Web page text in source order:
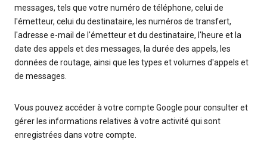
messages, tels que votre numéro de téléphone, celui de
l'émetteur, celui du destinataire, les numéros de transfert,
l'adresse e-mail de l'émetteur et du destinataire, l'heure et la
date des appels et des messages, la durée des appels, les
données de routage, ainsi que les types et volumes d'appels et
de messages.
Vous pouvez accéder à votre compte Google pour consulter et
gérer les informations relatives à votre activité qui sont
enregistrées dans votre compte.